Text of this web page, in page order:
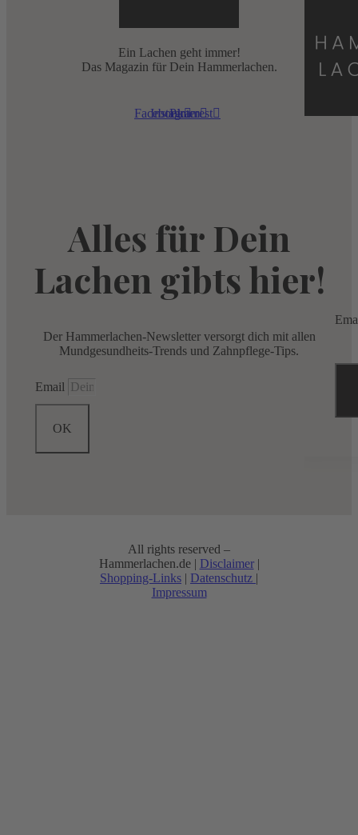
Ein Lachen geht immer!
Das Magazin für Dein Hammerlachen.
Facebook
Instagram
Pinterest
Alles für Dein
Lachen gibts hier!
Der Hammerlachen-Newsletter versorgt dich mit allen
Mundgesundheits-Trends und Zahnpflege-Tips.
Email
OK
All rights reserved –
Hammerlachen.de | Disclaimer|
Shopping-Links | Datenschutz |
Impressum